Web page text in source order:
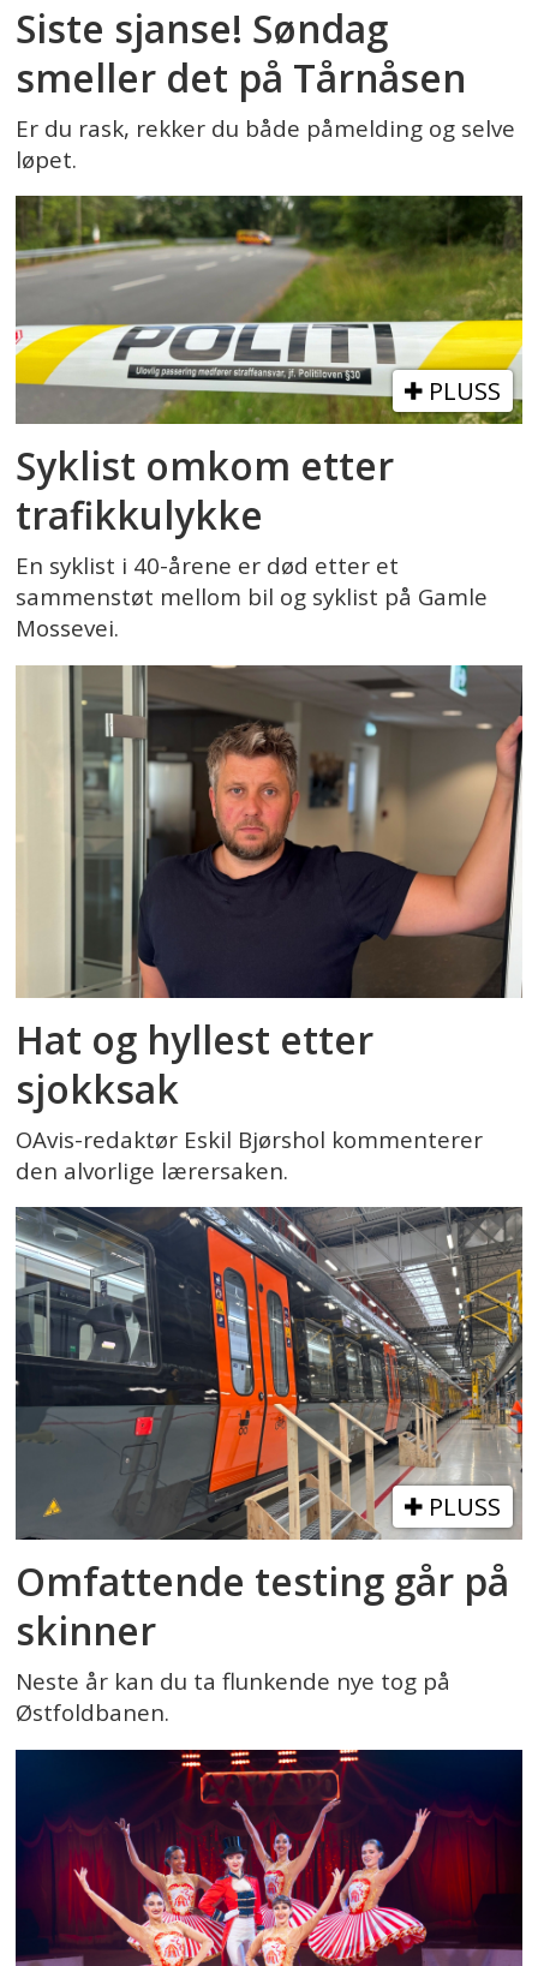
Siste sjanse! Søndag
smeller det på Tårnåsen
Er du rask, rekker du både påmelding og selve
løpet.
PLUSS
Syklist omkom etter
trafikkulykke
En syklist i 40-årene er død etter et
sammenstøt mellom bil og syklist på Gamle
Mossevei.
Hat og hyllest etter
sjokksak
OAvis-redaktør Eskil Bjørshol kommenterer
den alvorlige lærersaken.
PLUSS
Omfattende testing går på
skinner
Neste år kan du ta flunkende nye tog på
Østfoldbanen.